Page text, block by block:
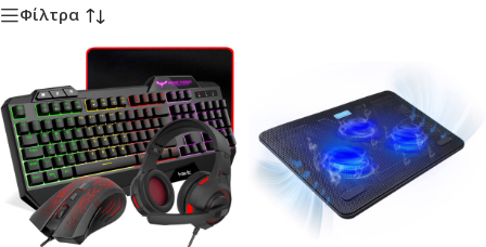
Φίλτρα